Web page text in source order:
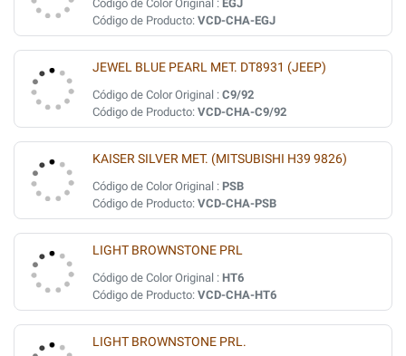
Código de Color Original : EGJ
Código de Producto: VCD-CHA-EGJ
JEWEL BLUE PEARL MET. DT8931 (JEEP)
Código de Color Original : C9/92
Código de Producto: VCD-CHA-C9/92
KAISER SILVER MET. (MITSUBISHI H39 9826)
Código de Color Original : PSB
Código de Producto: VCD-CHA-PSB
LIGHT BROWNSTONE PRL
Código de Color Original : HT6
Código de Producto: VCD-CHA-HT6
LIGHT BROWNSTONE PRL.